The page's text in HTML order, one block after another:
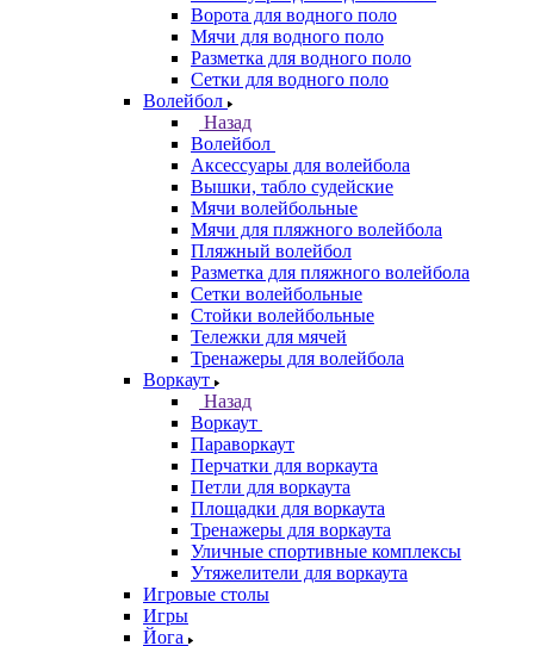
Ворота для водного поло
Мячи для водного поло
Разметка для водного поло
Сетки для водного поло
Волейбол
Назад
Волейбол
Аксессуары для волейбола
Вышки, табло судейские
Мячи волейбольные
Мячи для пляжного волейбола
Пляжный волейбол
Разметка для пляжного волейбола
Сетки волейбольные
Стойки волейбольные
Тележки для мячей
Тренажеры для волейбола
Воркаут
Назад
Воркаут
Параворкаут
Перчатки для воркаута
Петли для воркаута
Площадки для воркаута
Тренажеры для воркаута
Уличные спортивные комплексы
Утяжелители для воркаута
Игровые столы
Игры
Йога